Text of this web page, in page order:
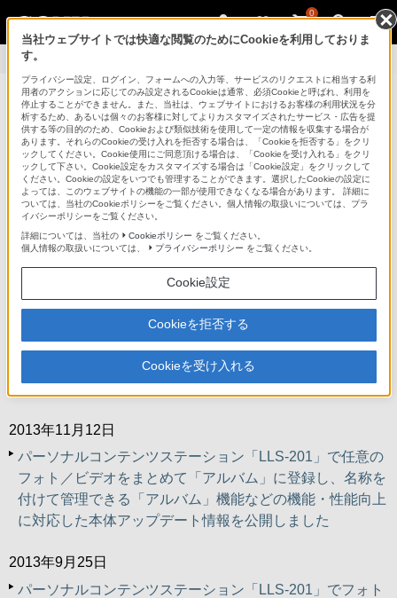
0
製品情報
パーソナルコンテンツステーション(TM)
ラインアップ 活用方法
サポート・
お問い合わせ
お知らせ
2014年9月18日
パーソナルコンテンツステーション『LLS-201』専用アプ
リケーション「PCS Manager」のiOS8での動作に関する
（2015年2月13日更新）
2013年11月12日
パーソナルコンテンツステーション「LLS-201」で任意の
フォト／ビデオをまとめて「アルバム」に登録し、名称を
付けて管理できる「アルバム」機能などの機能・性能向上
に対応した本体アップデート情報を公開しました
2013年9月25日
パーソナルコンテンツステーション「LLS-201」でフォト
当社ウェブサイトでは快適な閲覧のためにCookieを利用しておりま
す。
プライバシー設定、ログイン、フォームへの入力等、サービスのリクエストに相当する利
用者のアクションに応じてのみ設定されるCookieは通常、必須Cookieと呼ばれ、利用を
停止することができません。また、当社は、ウェブサイトにおけるお客様の利用状況を分
析するため、あるいは個々のお客様に対してよりカスタマイズされたサービス・広告を提
供する等の目的のため、Cookieおよび類似技術を使用して一定の情報を収集する場合が
あります。それらのCookieの受け入れを拒否する場合は、「Cookieを拒否する」をクリ
ックしてください。Cookie使用にご同意頂ける場合は、「Cookieを受け入れる」をクリ
ックして下さい。Cookie設定をカスタマイズする場合は「Cookie設定」をクリックして
ください。Cookieの設定をいつでも管理することができます。選択したCookieの設定に
よっては、このウェブサイトの機能の一部が使用できなくなる場合があります。 詳細に
ついては、当社のCookieポリシーをご覧ください。個人情報の取扱いについては、プラ
イバシーポリシーをご覧ください。
詳細については、当社の
Cookieポリシー をご覧ください。
個人情報の取扱いについては、
プライバシーポリシー をご覧ください。
Cookie設定
Cookieを拒否する
Cookieを受け入れる